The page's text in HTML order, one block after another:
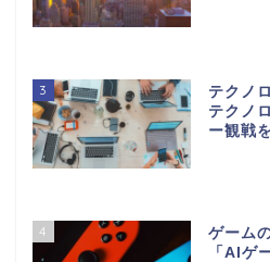
3
テクノ
テクノ
ー観戦
4
ゲーム
「AIゲ